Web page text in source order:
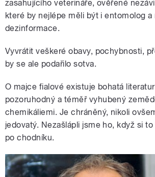
zasahujícího veterináře, ověřené
které by nejlépe měli být i entomolog a
dezinformace.
Vyvrátit veškeré obavy, pochybnosti,
by se ale podařilo sotva.
O majce fialové existuje bohatá
pozoruhodný a téměř vyhubený
chemikáliemi. Je chráněný, nikoli
jedovatý. Nezašlápli jsme ho, když si to
po chodníku.